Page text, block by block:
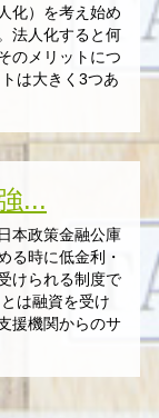
化）を考え始め
法人化すると何
のメリットにつ
は大きく3つあ
...
本政策金融公庫
る時に低金利・
けられる制度で
は融資を受け
援機関からのサ